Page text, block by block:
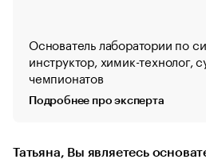
Основатель лаборатории по
инструктор, химик-технолог,
чемпионатов
Подробнее про эксперта
Татьяна, Вы являетесь